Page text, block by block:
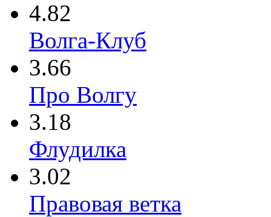
4.82
Волга-Клуб
3.66
Про Волгу
3.18
Флудилка
3.02
Правовая ветка